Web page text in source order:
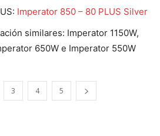
Imperator 850 – 80 PLUS Silver
similares: Imperator 1150W,
650W e Imperator 550W
3 4 5